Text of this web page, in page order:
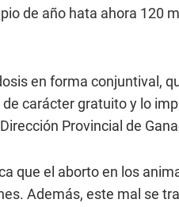
de año hata ahora 120
en forma conjuntival,
carácter gratuito y lo
Provincial de
que el aborto en los
Además, este mal se